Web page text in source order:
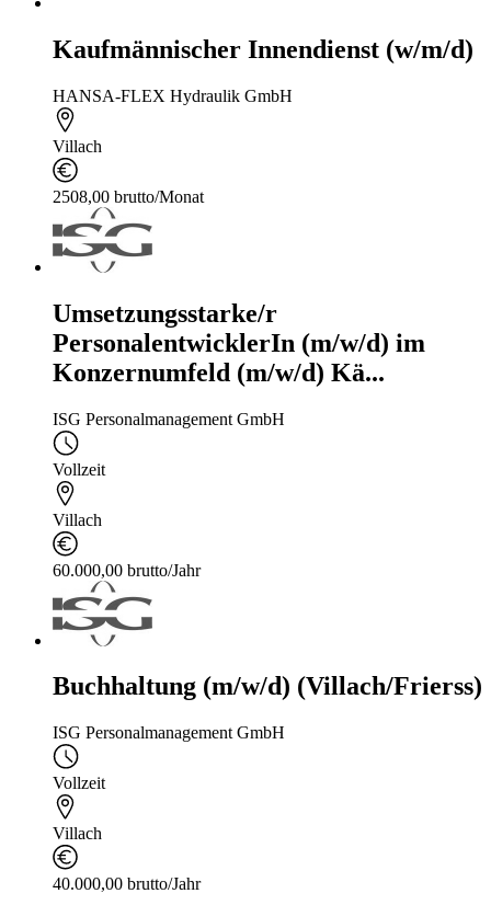
Kaufmännischer Innendienst (w/m/d)
HANSA-FLEX Hydraulik GmbH
Villach
2508,00 brutto/Monat
Umsetzungsstarke/r
PersonalentwicklerIn (m/w/d) im
Konzernumfeld (m/w/d) Kä...
ISG Personalmanagement GmbH
Vollzeit
Villach
60.000,00 brutto/Jahr
Buchhaltung (m/w/d) (Villach/Frierss)
ISG Personalmanagement GmbH
Vollzeit
Villach
40.000,00 brutto/Jahr